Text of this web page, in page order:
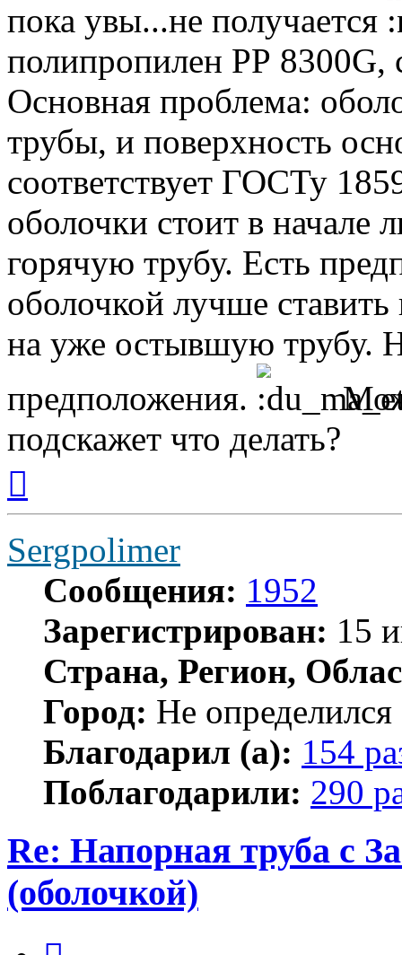
пока увы...не получается
полипропилен РР 8300G,
Основная проблема:
трубы, и поверхность
соответствует ГОСТу
оболочки стоит в начале
горячую трубу. Есть
оболочкой лучше
на уже остывшую трубу.
предположения.
подскажет что делать?
началу
Sergpolimer
Сообщения: 1952
Зарегистрирован: 15
Страна, Регион,
Город: Не определился
Благодарил (а): 154
Поблагодарили: 290
Re: Напорная труба с
(оболочкой)